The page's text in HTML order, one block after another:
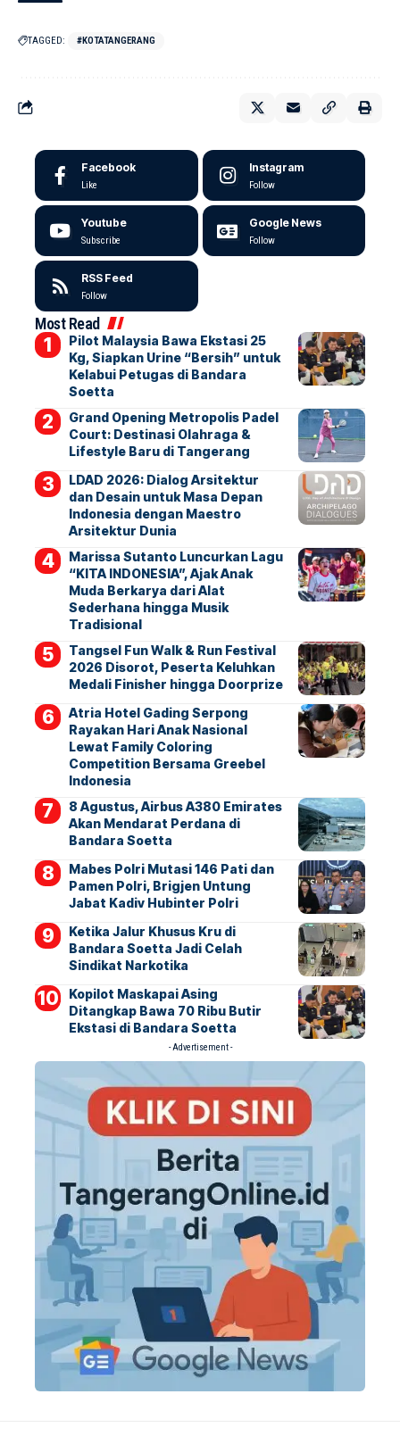
TAGGED: #KOTATANGERANG
Facebook
Like
Instagram
Follow
Youtube
Subscribe
Google News
Follow
RSS Feed
Follow
Most Read
Pilot Malaysia Bawa Ekstasi 25
Kg, Siapkan Urine “Bersih” untuk
Kelabui Petugas di Bandara
Soetta
Grand Opening Metropolis Padel
Court: Destinasi Olahraga &
Lifestyle Baru di Tangerang
LDAD 2026: Dialog Arsitektur
dan Desain untuk Masa Depan
Indonesia dengan Maestro
Arsitektur Dunia
Marissa Sutanto Luncurkan Lagu
“KITA INDONESIA”, Ajak Anak
Muda Berkarya dari Alat
Sederhana hingga Musik
Tradisional
Tangsel Fun Walk & Run Festival
2026 Disorot, Peserta Keluhkan
Medali Finisher hingga Doorprize
Atria Hotel Gading Serpong
Rayakan Hari Anak Nasional
Lewat Family Coloring
Competition Bersama Greebel
Indonesia
8 Agustus, Airbus A380 Emirates
Akan Mendarat Perdana di
Bandara Soetta
Mabes Polri Mutasi 146 Pati dan
Pamen Polri, Brigjen Untung
Jabat Kadiv Hubinter Polri
Ketika Jalur Khusus Kru di
Bandara Soetta Jadi Celah
Sindikat Narkotika
Kopilot Maskapai Asing
Ditangkap Bawa 70 Ribu Butir
Ekstasi di Bandara Soetta
- Advertisement -